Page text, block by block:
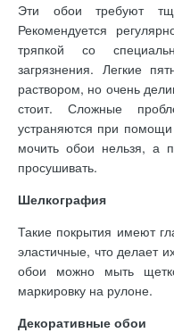
Эти обои требуют
Рекомендуется
тряпкой со
загрязнения. Легкие
раствором, но очень
стоит. Сложные
устраняются при
мочить обои нельзя, а
просушивать.
Шелкография
Такие покрытия имеют
эластичные, что делает
обои можно мыть
маркировку на рулоне.
Декоративные обои